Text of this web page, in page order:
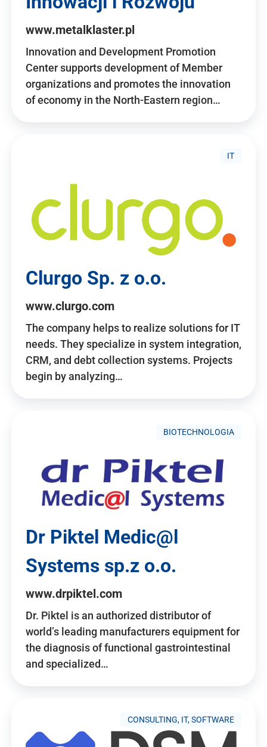
www.metalklaster.pl
Innovation and Development Promotion
Center supports development of Member
organizations and promotes the innovation
of economy in the North-Eastern region…
IT
Clurgo Sp. z o.o.
www.clurgo.com
The company helps to realize solutions for IT
needs. They specialize in system integration,
CRM, and debt collection systems. Projects
begin by analyzing…
BIOTECHNOLOGIA
Dr Piktel Medic@l
Systems sp.z o.o.
www.drpiktel.com
Dr. Piktel is an authorized distributor of
world’s leading manufacturers equipment for
the diagnosis of functional gastrointestinal
and specialized…
CONSULTING, IT, SOFTWARE